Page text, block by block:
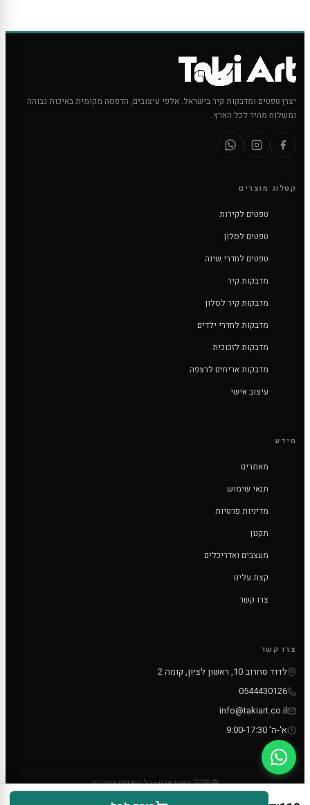
יצרן טפטים ומדבקות קיר בישראל. אלפי עיצובים, הדפסה מקומית באיכות גבוהה
ומשלוח מהיר לכל הארץ.
קטלוג מוצרים
טפטים לקירות
טפטים לסלון
טפטים לחדרי שינה
מדבקות קיר
מדבקות קיר לסלון
מדבקות לחדרי ילדים
מדבקות לזכוכית
מדבקות אריחים לרצפה
עיצוב אישי
מידע
מאמרים
תנאי שימוש
מדיניות פרטיות
תקנון
מעצבים ואדריכלים
קצת עלינו
צרו קשר
צרו קשר
לדוד סחרוב 10, ראשון לציון, קומה 2
0544430126
info@takiart.co.il
א'-ה' 9:00-17:30
© 2026 טאקי ארט - כל הזכויות שמורות